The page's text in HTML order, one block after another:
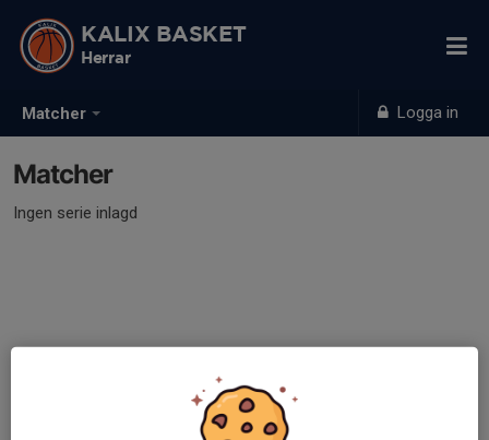
Matcher Logga in
KALIX BASKET
Herrar
Matcher
Ingen serie inlagd